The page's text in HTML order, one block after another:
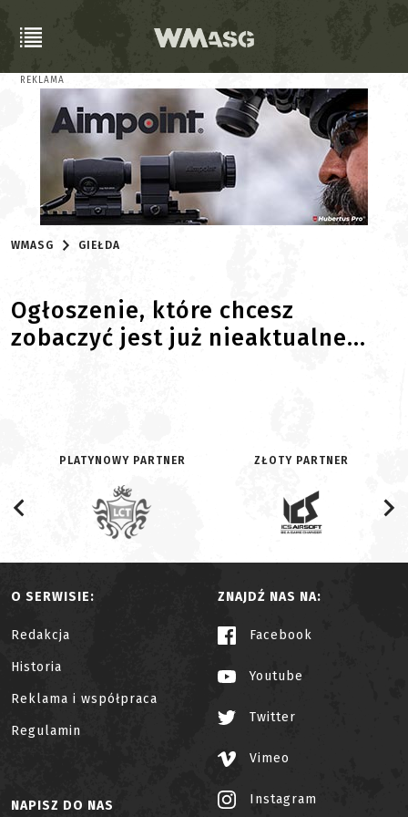
REKLAMA
WMASG GIEŁDA
Ogłoszenie, które chcesz
zobaczyć jest już nieaktualne...
PLATYNOWY PARTNER ZŁOTY PARTNER
O SERWISIE:
Redakcja
Historia
Reklama i współpraca
Regulamin
ZNAJDŹ NAS NA:
Facebook
Youtube
Twitter
Vimeo
Instagram
NAPISZ DO NAS